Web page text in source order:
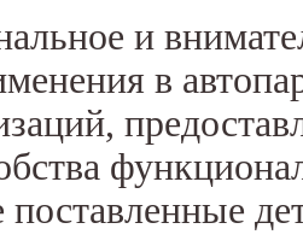
и
в
поставленные